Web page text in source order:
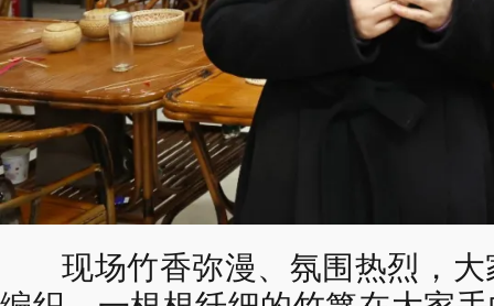
现场竹香弥漫、氛围热烈，